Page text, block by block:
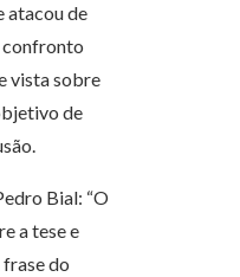
atacou de
confronto
vista sobre
de
Bial: “O
a tese e
do